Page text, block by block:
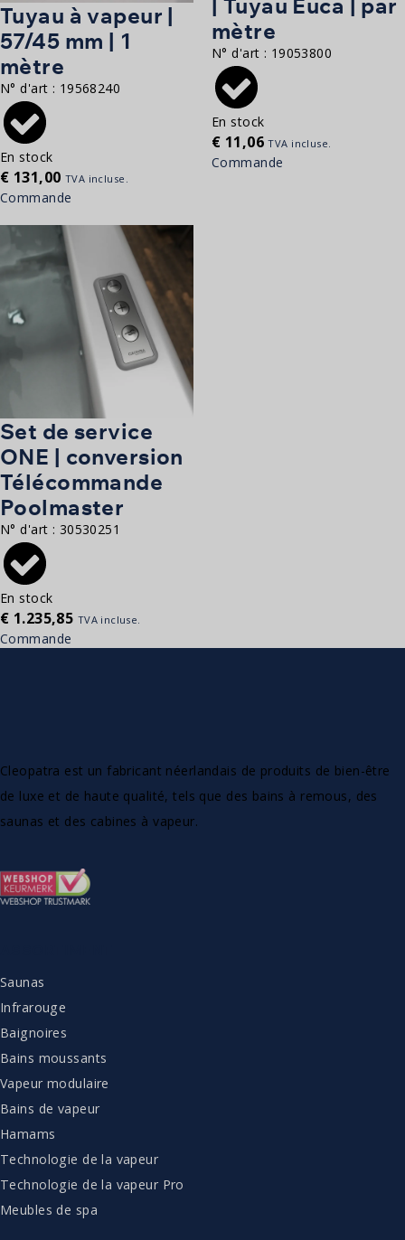
Tuyau à vapeur |
57/45 mm | 1
mètre
N° d'art : 19568240
En stock
€ 131,00 TVA incluse.
Commande
mètre
N° d'art : 19053800
En stock
€ 11,06 TVA incluse.
Commande
Set de service
ONE | conversion
Télécommande
Poolmaster
N° d'art : 30530251
En stock
€ 1.235,85 TVA incluse.
Commande
Cleopatra est un fabricant néerlandais de produits de bien-être
de luxe et de haute qualité, tels que des bains à remous, des
saunas et des cabines à vapeur.
Saunas
Infrarouge
Baignoires
Bains moussants
Vapeur modulaire
Bains de vapeur
Hamams
Technologie de la vapeur
Technologie de la vapeur Pro
Meubles de spa